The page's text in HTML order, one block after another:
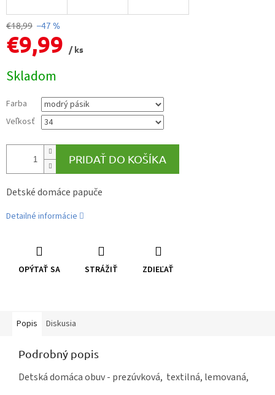
€18,99 –47 %
€9,99
/ ks
cena:
Skladom
Farba
Veľkosť
PRIDAŤ DO KOŠÍKA
Detské domáce papuče
Detailné informácie
OPÝTAŤ SA STRÁŽIŤ ZDIEĽAŤ
Popis Diskusia
Podrobný popis
Detská domáca obuv - prezúvková, textilná, lemovaná,